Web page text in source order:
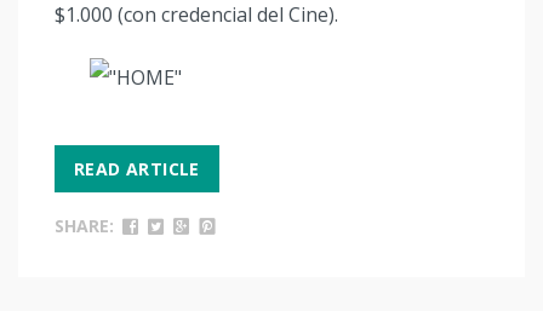
$1.000 (con credencial del Cine).
READ ARTICLE
SHARE: